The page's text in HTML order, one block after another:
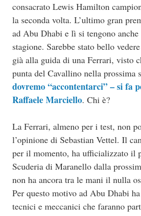
consacrato Lewis Hamilton
la seconda volta. L’ultimo gran
ad Abu Dhabi e lì si tengono
stagione. Sarebbe stato bello
già alla guida di una Ferrari, visto
punta del Cavallino nella prossima
dovremo “accontentarci” – si fa
Raffaele Marciello. Chi è?
La Ferrari, almeno per i test, non
l’opinione di Sebastian Vettel. Il
per il momento, ha ufficializzato il
Scuderia di Maranello dalla
non ha ancora tra le mani il nulla
Per questo motivo ad Abu Dhabi
tecnici e meccanici che faranno